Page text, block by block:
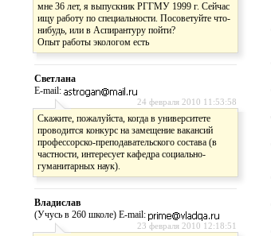
мне 36 лет, я выпускник РГГМУ 1999 г. Сейчас
ищу работу по специальности. Посоветуйте что-
нибудь, или в Аспирантуру пойти?
Опыт работы экологом есть
Светлана
E-mail:
24 февраля 2010 11:53:58
Скажите, пожалуйста, когда в университете
проводится конкурс на замещение вакансий
профессорско-преподавательского состава (в
частности, интересует кафедра социально-
гуманитарных наук).
Владислав
(Учусь в 260 школе) E-mail:
23 февраля 2010 12:18:51